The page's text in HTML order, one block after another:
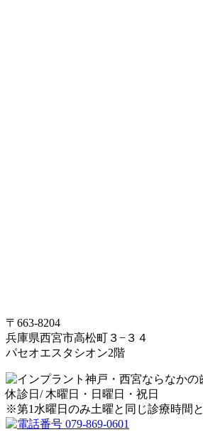
〒663-8204
兵庫県西宮市高松町３−３４
パセオエスタシオン2階
休診日/ 木曜日・日曜日・祝日
※第1水曜日のみ土曜と同じ診療時間